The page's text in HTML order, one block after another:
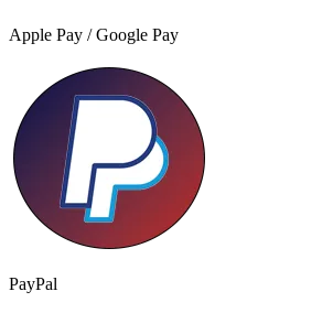
Apple Pay / Google Pay
PayPal